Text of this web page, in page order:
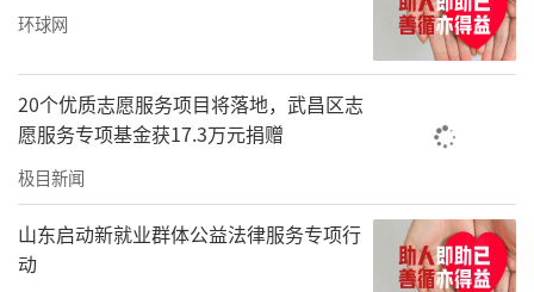
会副主任委员。
责任编辑：洪子舒
环球网
20个优质志愿服务项目将落地，武昌区志
愿服务专项基金获17.3万元捐赠
极目新闻
山东启动新就业群体公益法律服务专项行
动